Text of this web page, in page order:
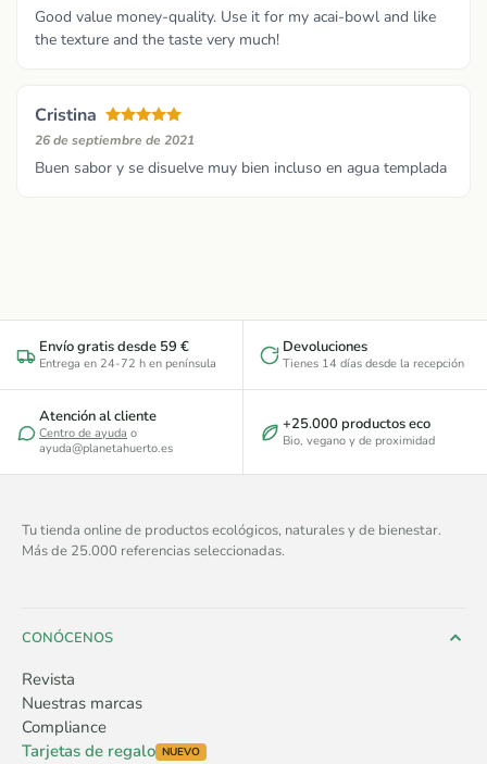
Good value money-quality. Use it for my acai-bowl and like
the texture and the taste very much!
Cristina
26 de septiembre de 2021
Buen sabor y se disuelve muy bien incluso en agua templada
Envío gratis desde 59 €
Entrega en 24-72 h en península
Devoluciones
Tienes 14 días desde la recepción
Atención al cliente
Centro de ayuda o
ayuda@planetahuerto.es
+25.000 productos eco
Bio, vegano y de proximidad
Tu tienda online de productos ecológicos, naturales y de bienestar.
Más de 25.000 referencias seleccionadas.
CONÓCENOS
Revista
Nuestras marcas
Compliance
Tarjetas de regalo NUEVO